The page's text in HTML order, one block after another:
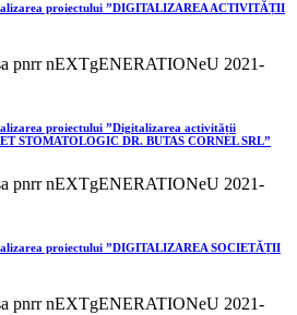
proiectului ”DIGITALIZAREA ACTIVITĂȚII
proiectului ”Digitalizarea activității
STOMATOLOGIC DR. BUTAS CORNEL SRL”
proiectului ”DIGITALIZAREA SOCIETĂȚII